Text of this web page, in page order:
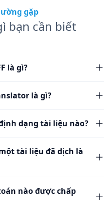
gặp
bạn cần biết
là gì?
là gì?
dạng tài liệu nào?
tài liệu đã dịch là
nào được chấp